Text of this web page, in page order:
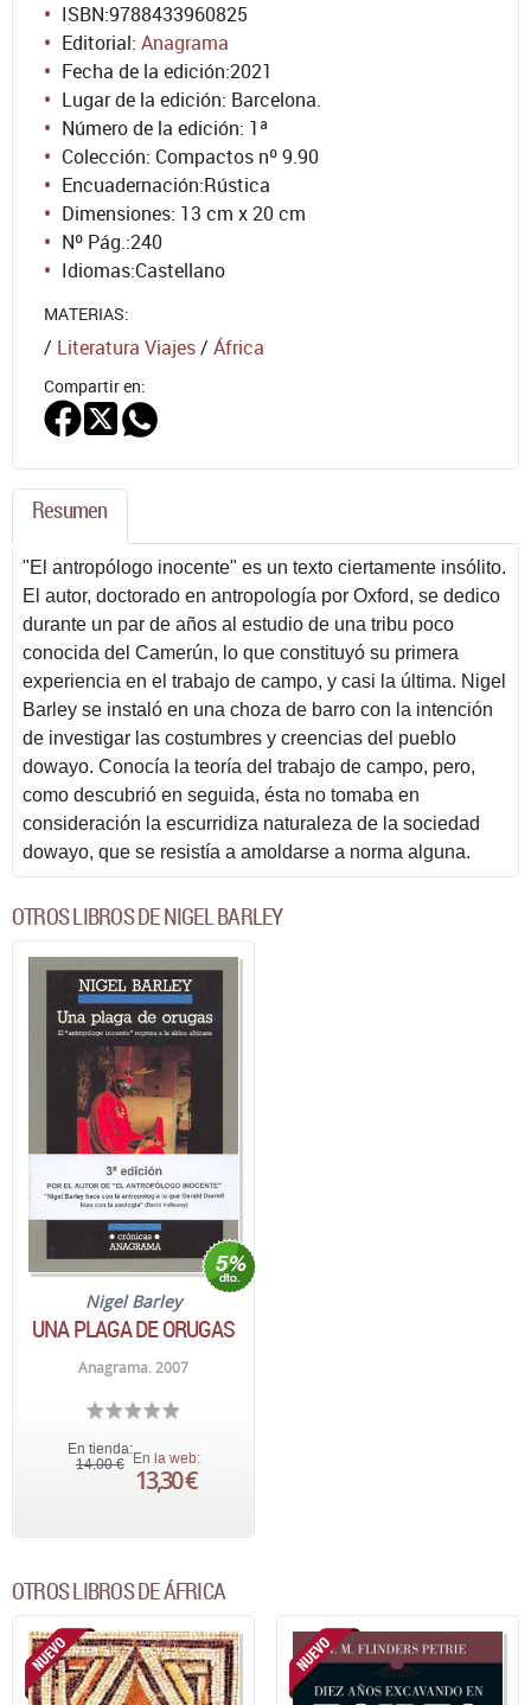
ISBN:9788433960825
Editorial: Anagrama
Fecha de la edición:2021
Lugar de la edición: Barcelona.
Número de la edición: 1ª
Colección: Compactos nº 9.90
Encuadernación:Rústica
Dimensiones: 13 cm x 20 cm
Nº Pág.:240
Idiomas:Castellano
MATERIAS:
/ Literatura Viajes/ África
Compartir en:
Resumen
"El antropólogo inocente" es un texto ciertamente insólito.
El autor, doctorado en antropología por Oxford, se dedico
durante un par de años al estudio de una tribu poco
conocida del Camerún, lo que constituyó su primera
experiencia en el trabajo de campo, y casi la última. Nigel
Barley se instaló en una choza de barro con la intención
de investigar las costumbres y creencias del pueblo
dowayo. Conocía la teoría del trabajo de campo, pero,
como descubrió en seguida, ésta no tomaba en
consideración la escurridiza naturaleza de la sociedad
dowayo, que se resistía a amoldarse a norma alguna.
OTROS LIBROS DE NIGEL BARLEY
Nigel Barley
UNA PLAGA DE ORUGAS
Anagrama. 2007
En tienda:
14,00 € En la web:
13,30 €
OTROS LIBROS DE ÁFRICA